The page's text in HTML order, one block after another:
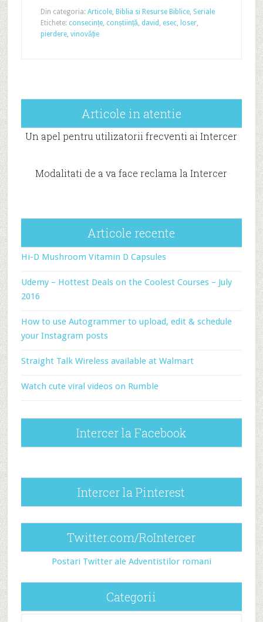
Din categoria: Articole, Biblia si Resurse Biblice, Seriale
Etichete: consecințe, conștiință, david , esec, loser,
pierdere, vinovăție
Articole in atentie
Un apel pentru utilizatorii frecventi ai Intercer
Modalitati de a va face reclama la Intercer
Articole recente
Hi-D Mushroom Vitamin D Capsules
Udemy – Hottest Deals on the Coolest Courses – July
2016
How to use Autogrammer to upload, edit & schedule
your Instagram posts
Straight Talk Wireless available at Walmart
Watch cute viral videos on Rumble
Intercer la Facebook
Intercer la Pinterest
Twitter.com/RoIntercer
Postari Twitter ale Adventistilor romani
Categorii